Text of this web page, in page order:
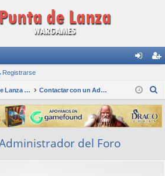
nti
fic
ar
ist
ra
rs
Registrarse
Foro Punta de Lanza Wargames Contactar con un Administrador del Foro
s
c
del Foro